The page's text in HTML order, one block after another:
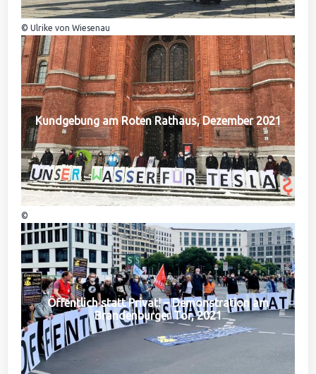
© Ulrike von Wiesenau
Kundgebung am Roten Rathaus, Dezember 2021
©
Öffentlich statt Privat! – Demonstration am
Brandenburger Tor, 2021